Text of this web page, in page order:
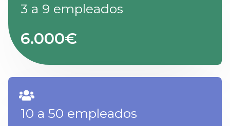
3 a 9 empleados
6.000€
10 a 50 empleados